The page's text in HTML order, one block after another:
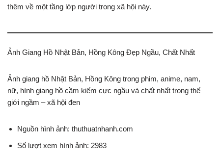
thêm về một tầng lớp người trong xã hội này.
Ảnh Giang Hồ Nhật Bản, Hồng Kông Đẹp Ngầu, Chất Nhất
Ảnh giang hồ Nhật Bản, Hồng Kông trong phim, anime, nam,
nữ, hình giang hồ cầm kiếm cực ngầu và chất nhất trong thế
giới ngầm – xã hội đen
Nguồn hình ảnh: thuthuatnhanh.com
Số lượt xem hình ảnh: 2983